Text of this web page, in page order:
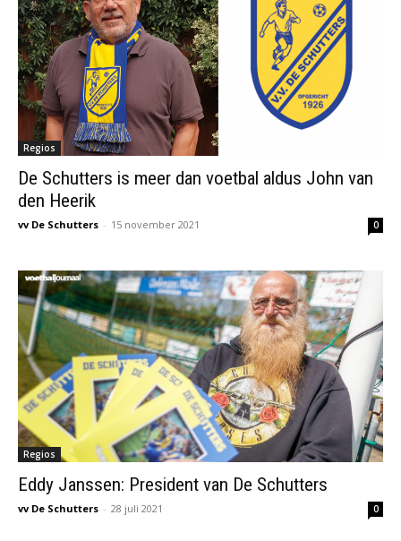
Regios
De Schutters is meer dan voetbal aldus John van
den Heerik
vv De Schutters - 15 november 2021 0
Regios
Eddy Janssen: President van De Schutters
vv De Schutters - 28 juli 2021 0